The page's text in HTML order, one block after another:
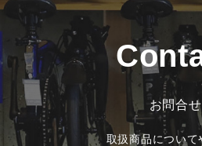
お問合せ
取扱商品について